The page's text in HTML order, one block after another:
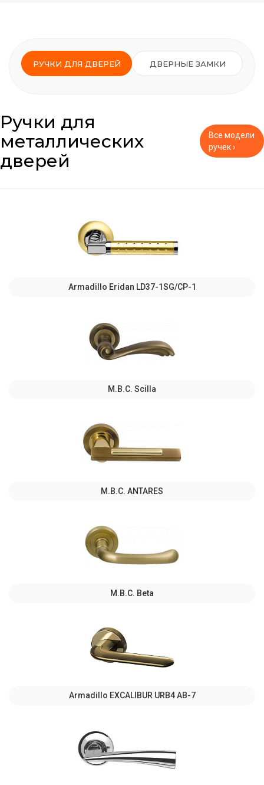
РУЧКИ ДЛЯ ДВЕРЕЙ ДВЕРНЫЕ ЗАМКИ
Ручки для
металлических
дверей
Все модели
ручек ›
Armadillo Eridan LD37-1SG/CP-1
M.B.C. Scilla
M.B.C. ANTARES
M.B.C. Beta
Armadillo EXCALIBUR URB4 АВ-7